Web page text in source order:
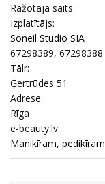
Ražotāja saits:
Izplatītājs:
Soneil Studio SIA
67298389, 67298388
Tālr:
Ģertrūdes 51
Adrese:
Rīga
e-beauty.lv:
Manikīram, pedikīram